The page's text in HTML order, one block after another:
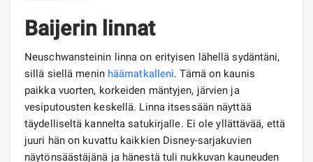
Baijerin linnat
Neuschwansteinin linna on erityisen lähellä sydäntäni,
sillä siellä menin häämatkalleni. Tämä on kaunis
paikka vuorten, korkeiden mäntyjen, järvien ja
vesiputousten keskellä. Linna itsessään näyttää
täydelliseltä kannelta satukirjalle. Ei ole yllättävää, että
juuri hän on kuvattu kaikkien Disney-sarjakuvien
näytönsäästäjänä ja hänestä tuli nukkuvan kauneuden